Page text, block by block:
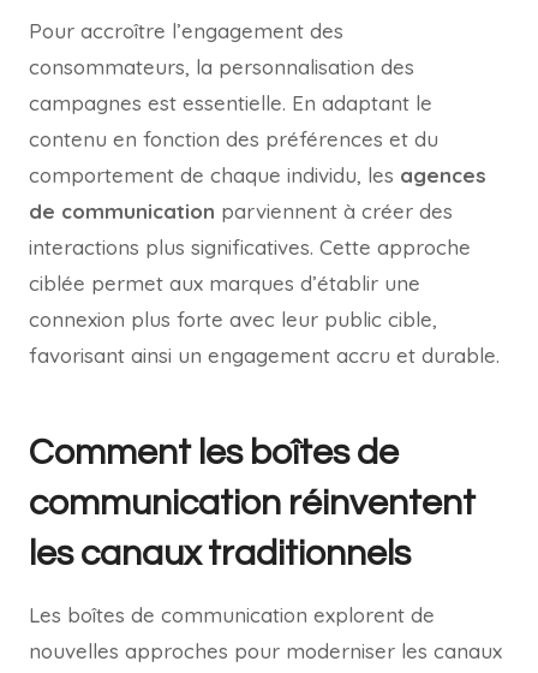
Pour accroître l’engagement des
consommateurs, la personnalisation des
campagnes est essentielle. En adaptant le
contenu en fonction des préférences et du
comportement de chaque individu, les agences
de communication parviennent à créer des
interactions plus significatives. Cette approche
ciblée permet aux marques d’établir une
connexion plus forte avec leur public cible,
favorisant ainsi un engagement accru et durable.
Comment les boîtes de
communication réinventent
les canaux traditionnels
Les boîtes de communication explorent de
nouvelles approches pour moderniser les canaux